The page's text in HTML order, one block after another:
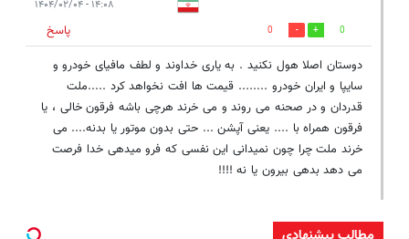
۱۴:۰۸ - ۱۴۰۴/۰۲/۰۴
0
0
پاسخ
دوستان اصلا هول نکنید . به یاری خداوند و لطف مافیای خودرو و
سایپا و ایران خودرو ........ قیمت ها افت نخواهد کرد .....ملت
قدردان و در صحنه می روند و می خرند هرچی باشه فرقون خالی ، یا
فرقون همراه با .... یعنی آپشن ... حتی بدون موتور یا بدنه.... می
خرند ملت چرا چون نمیدانی این نفسی که فرو میدهی خدا فرصت
می دهد بدهی بیرون یا نه !!!!